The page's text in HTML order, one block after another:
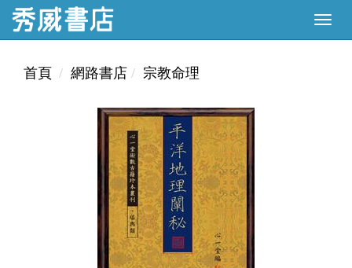
首頁 網路書店 宗教命理